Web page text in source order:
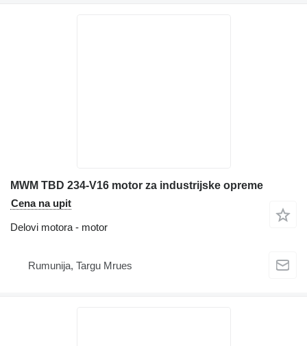
MWM TBD 234-V16 motor za industrijske opreme
Cena na upit
Delovi motora - motor
Rumunija, Targu Mrues